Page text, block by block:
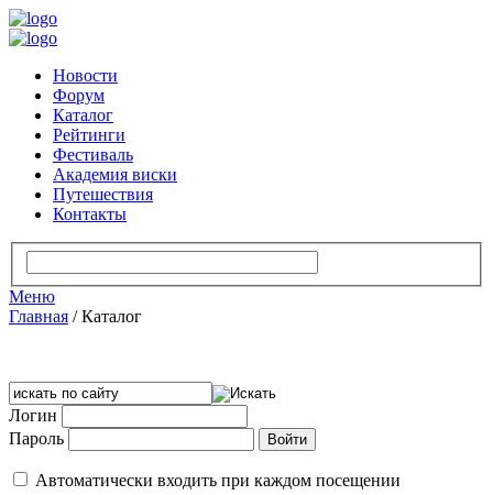
Новости
Форум
Каталог
Рейтинги
Фестиваль
Академия виски
Путешествия
Контакты
Меню
Главная /Каталог
Логин
Пароль
Автоматически входить при каждом посещении